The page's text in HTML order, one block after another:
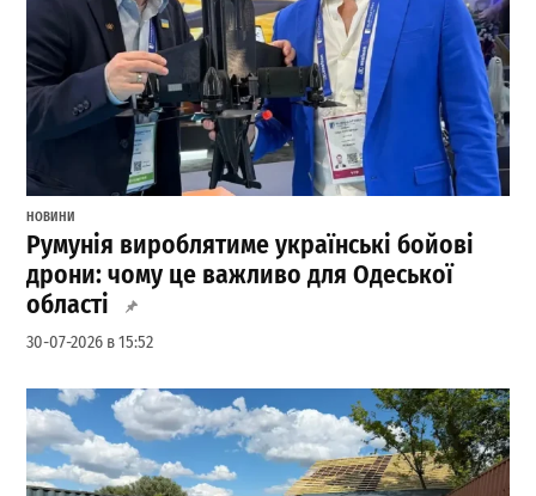
НОВИНИ
Румунія вироблятиме українські бойові
дрони: чому це важливо для Одеської
області
30-07-2026 в 15:52